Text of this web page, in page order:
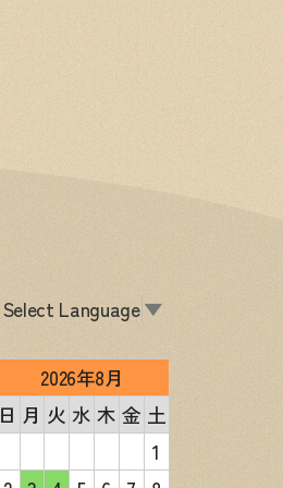
Select Language▼
2026年8月
日 月 火 水 木 金 土
1